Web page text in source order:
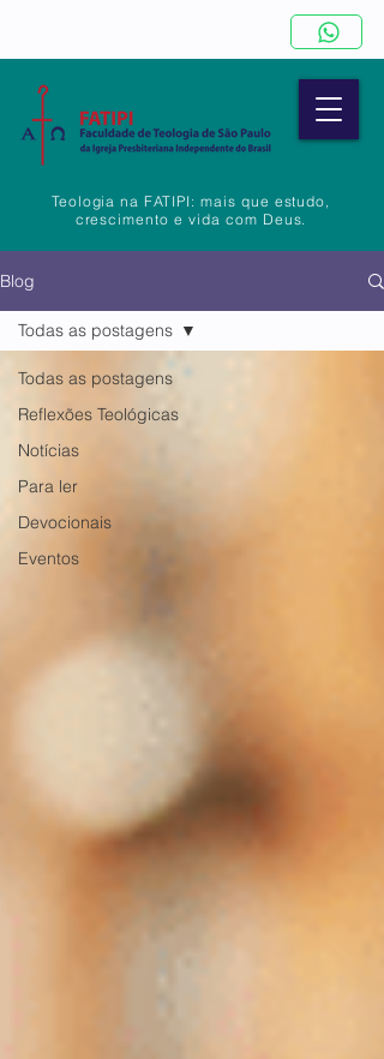
Teologia na FATIPI: mais que estudo,
crescimento e vida com Deus.
Blog
Todas as postagens
Reflexões Teológicas
Notícias
Para ler
Devocionais
Eventos
Todas as postagens